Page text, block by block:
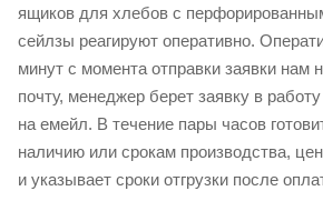
ящиков для хлебов с
сейлзы реагируют оперативно.
минут с момента отправки заявки нам
почту, менеджер берет заявку в
на емейл. В течение пары часов
наличию или срокам производства,
и указывает сроки отгрузки после